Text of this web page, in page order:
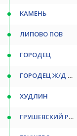
КАМЕНЬ
ЛИПОВО ПОВ
ГОРОДЕЦ
ГОРОДЕЦ Ж/Д СТ
ХУДЛИН
ГРУШЕВСКИЙ РЭМ